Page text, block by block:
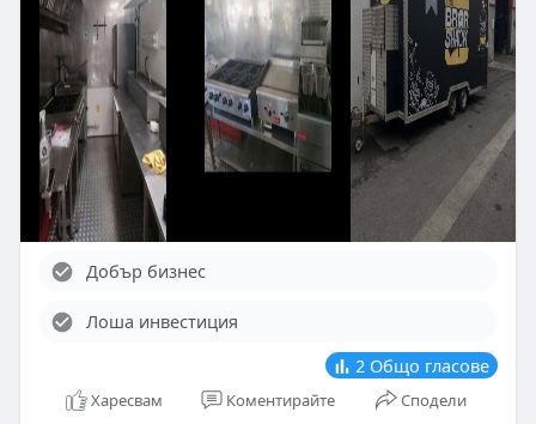
Добър бизнес
Лоша инвестиция
2 Общо гласове
Харесвам Коментирайте Сподели